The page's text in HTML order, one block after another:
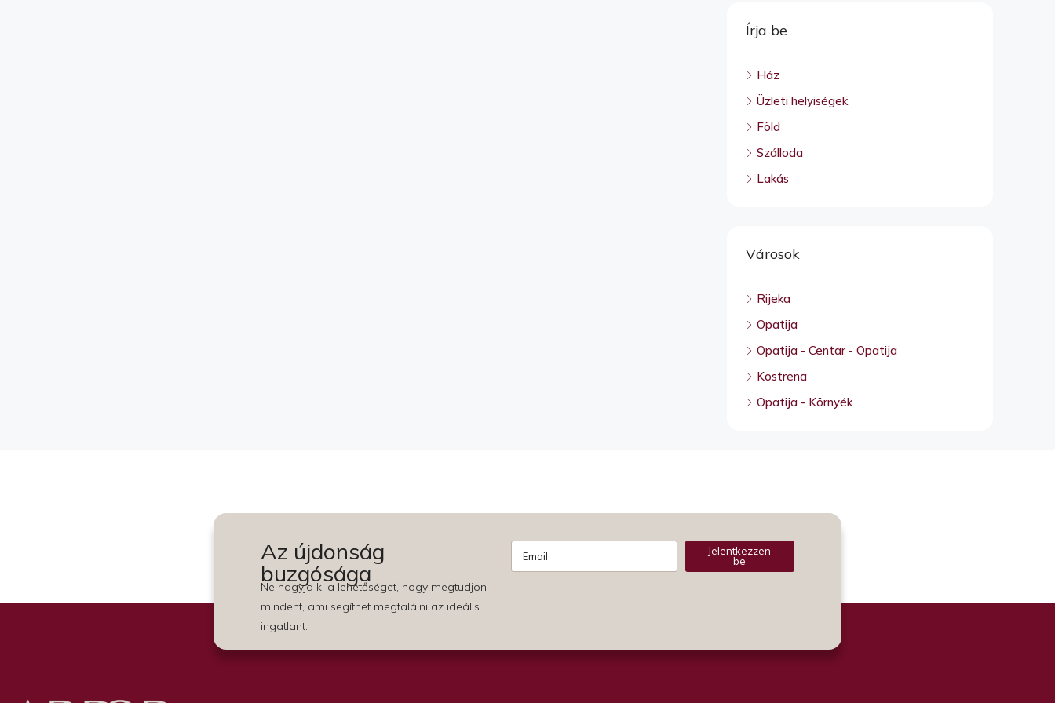
Írja be
Ház
Üzleti helyiségek
Föld
Szálloda
Lakás
Városok
Rijeka
Opatija
Opatija - Centar - Opatija
Kostrena
Opatija - Környék
Az újdonság
buzgósága
Ne hagyja ki a lehetőséget, hogy megtudjon
mindent, ami segíthet megtalálni az ideális
ingatlant.
Jelentkezzen
be